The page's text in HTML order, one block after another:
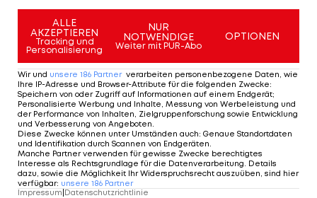
TEILEN
KOMMENTARE
ALLE
AKZEPTIEREN
Tracking und
Personalisierung
NUR
NOTWENDIGE
Weiter mit PUR-Abo
OPTIONEN
Wir und unsere 186 Partner verarbeiten personenbezogene Daten, wie
Ihre IP-Adresse und Browser-Attribute für die folgenden Zwecke:
Speichern von oder Zugriff auf Informationen auf einem Endgerät;
Personalisierte Werbung und Inhalte, Messung von Werbeleistung und
der Performance von Inhalten, Zielgruppenforschung sowie Entwicklung
und Verbesserung von Angeboten.
Diese Zwecke können unter Umständen auch: Genaue Standortdaten
und Identifikation durch Scannen von Endgeräten.
Manche Partner verwenden für gewisse Zwecke berechtigtes
Interesse als Rechtsgrundlage für die Datenverarbeitung. Details
dazu, sowie die Möglichkeit Ihr Widerspruchsrecht auszuüben, sind hier
verfügbar: unsere 186 Partner
Impressum Datenschutzrichtlinie